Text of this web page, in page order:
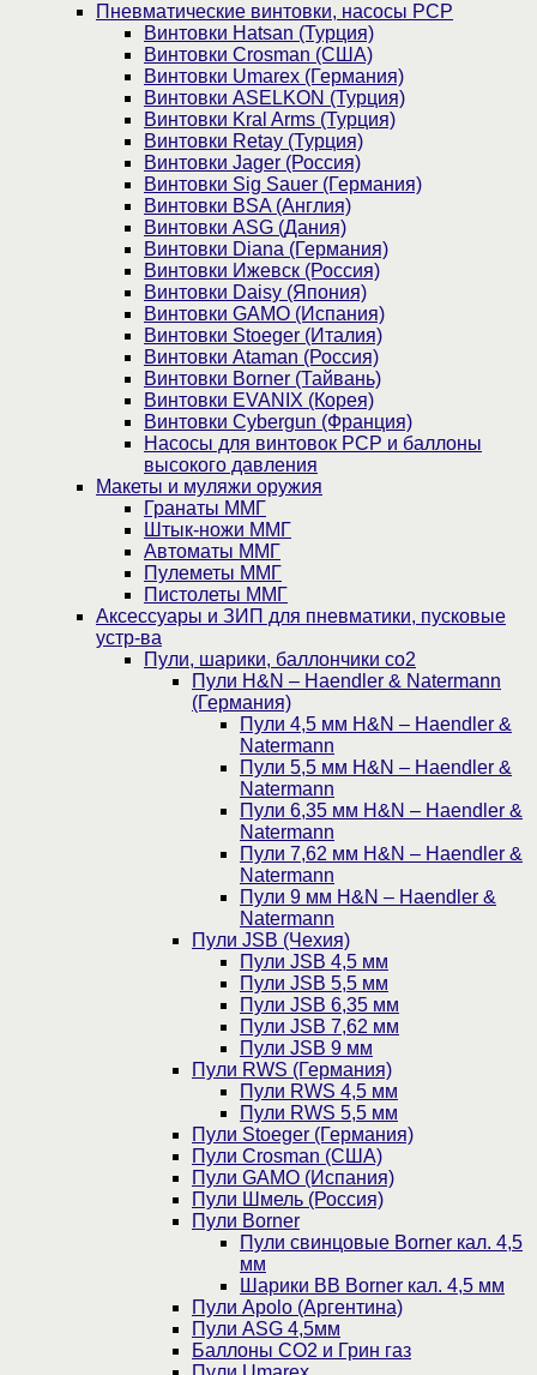
Пневматические винтовки, насосы PCP
Винтовки Hatsan (Турция)
Винтовки Crosman (США)
Винтовки Umarex (Германия)
Винтовки ASELKON (Турция)
Винтовки Kral Arms (Турция)
Винтовки Retay (Турция)
Винтовки Jager (Россия)
Винтовки Sig Sauer (Германия)
Винтовки BSA (Англия)
Винтовки ASG (Дания)
Винтовки Diana (Германия)
Винтовки Ижевск (Россия)
Винтовки Daisy (Япония)
Винтовки GAMO (Испания)
Винтовки Stoeger (Италия)
Винтовки Ataman (Россия)
Винтовки Borner (Тайвань)
Винтовки EVANIX (Корея)
Винтовки Cybergun (Франция)
Насосы для винтовок PCP и баллоны
высокого давления
Макеты и муляжи оружия
Гранаты ММГ
Штык-ножи ММГ
Автоматы ММГ
Пулеметы ММГ
Пистолеты ММГ
Аксессуары и ЗИП для пневматики, пусковые
устр-ва
Пули, шарики, баллончики со2
Пули H&N – Haendler & Natermann
(Германия)
Пули 4,5 мм H&N – Haendler &
Natermann
Пули 5,5 мм H&N – Haendler &
Natermann
Пули 6,35 мм H&N – Haendler &
Natermann
Пули 7,62 мм H&N – Haendler &
Natermann
Пули 9 мм H&N – Haendler &
Natermann
Пули JSB (Чехия)
Пули JSB 4,5 мм
Пули JSB 5,5 мм
Пули JSB 6,35 мм
Пули JSB 7,62 мм
Пули JSB 9 мм
Пули RWS (Германия)
Пули RWS 4,5 мм
Пули RWS 5,5 мм
Пули Stoeger (Германия)
Пули Crosman (США)
Пули GAMO (Испания)
Пули Шмель (Россия)
Пули Borner
Пули свинцовые Borner кал. 4,5
мм
Шарики BB Borner кал. 4,5 мм
Пули Apolo (Аргентина)
Пули ASG 4,5мм
Баллоны CO2 и Грин газ